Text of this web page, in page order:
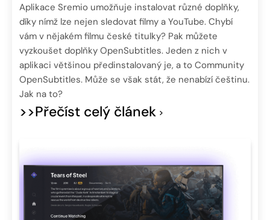
Aplikace Sremio umožňuje instalovat různé doplňky,
díky nímž lze nejen sledovat filmy a YouTube. Chybí
vám v nějakém filmu české titulky? Pak můžete
vyzkoušet doplňky OpenSubtitles. Jeden z nich v
aplikaci většinou předinstalovaný je, a to Community
OpenSubtitles. Může se však stát, že nenabízí češtinu.
Jak na to?
>>Přečíst celý článek